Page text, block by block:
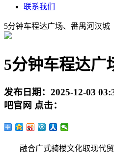
联系我们
5分钟车程达广场、番禺河汉城
5分钟车程达广
发布日期： 2025-12-03
吧官网 点击：
融合广式骑楼文化取现代贸